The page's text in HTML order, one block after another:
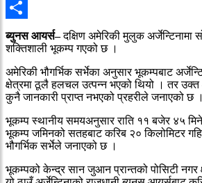
Email
Share
ब्युनस आयर्स–दक्षिण अमेरिकी मुलुक अर्जेन्टिनामा
शक्तिशाली भूकम्प गएको छ ।
अमेरिकी भौगर्भिक सर्भेका अनुसार भूकम्पबाट
क्षेत्रमा ठूलै हलचल उत्पन्न भएको थियो । तर उक्त
कुनै जानकारी प्राप्त नभएको प्रहरीले जनाएको छ ।
भूकम्प स्थानीय समयअनुसार राति ११ बजेर ४५
भूकम्प जमिनको सतहबाट करिब २० किलोमिटर
भौगर्भिक सर्भेले जनाएको छ ।
भूकम्पको केन्द्र सान जुआन प्रान्तको पोसिटी नगर